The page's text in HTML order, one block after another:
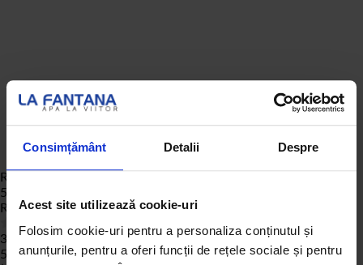
Consimțământ Detalii Despre
Acest site utilizează cookie-uri
Folosim cookie-uri pentru a personaliza conținutul și
anunțurile, pentru a oferi funcții de rețele sociale și pentru
Review-uri Produs
5
Rating:
% of
3 de review-uri
5 stele